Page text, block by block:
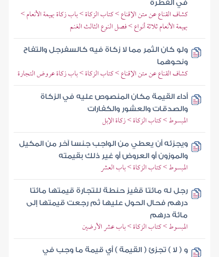
في الفطرة
كشاف القناع عن متن الإقناع > كتاب الزكاة > باب زكاة بهيمة الأنعام >
بهيمة الأنعام ثلاثة أنواع > فصل النوع الثالث الغنم
ولو كان الثمر مما لا زكاة فيه كالسفرجل والتفاح
ونحوهما
كشاف القناع عن متن الإقناع > كتاب الزكاة > باب زكاة عروض التجارة
أداء القيمة مكان المنصوص عليه في الزكاة
والصدقات والعشور والكفارات
المبسوط > كتاب الزكاة > زكاة الإبل
ويجزئه أن يعطي من الواجب جنسا آخر من المكيل
والموزون أو العروض أو غير ذلك بقيمته
المبسوط > كتاب الزكاة > باب العشر
رجل له مائتا قفيز حنطة للتجارة قيمتها مائتا
درهم فحال الحول عليها ثم رجعت قيمتها إلى
مائة درهم
المبسوط > كتاب الزكاة > باب عشر الأرضين
و ( لا ) تجزئ ( القيمة ) أي قيمة ما وجب في